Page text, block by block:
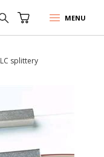
MENU
splittery